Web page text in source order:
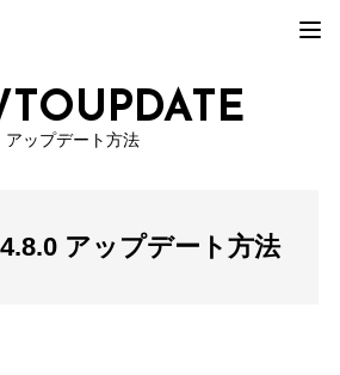
アップデート方法
アップデート方法